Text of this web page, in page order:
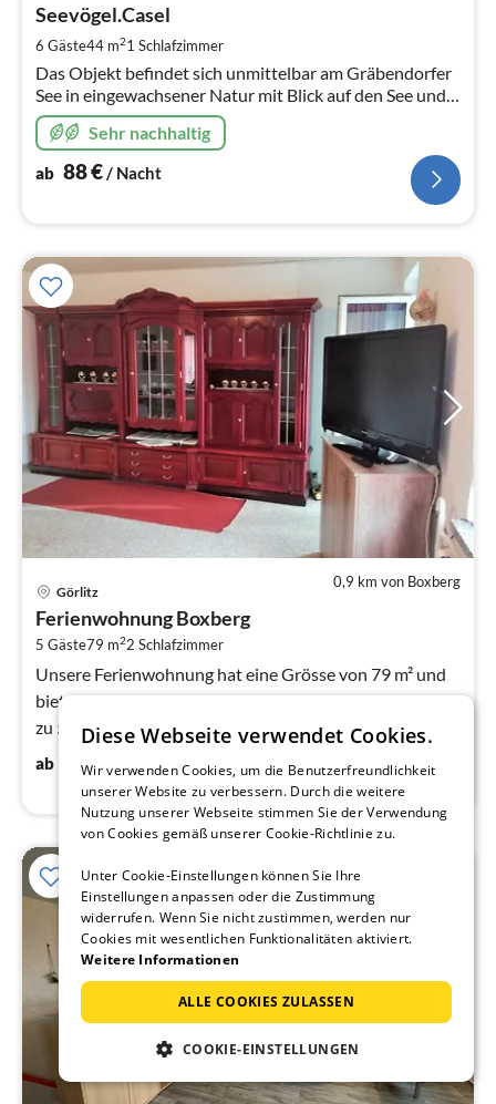
Seevögel.Casel
6 Gäste44 m21 Schlafzimmer
Das Objekt befindet sich unmittelbar am Gräbendorfer
See in eingewachsener Natur mit Blick auf den See und
seiner Vogelschutzinsel. mit 44m², Platz für 6 Personen
mit 2 Zimmern
Sehr nachhaltig
ab 88€ / Nacht
0,9 km von Boxberg
Görlitz
Ferienwohnung Boxberg
5 Gäste79 m22 Schlafzimmer
Unsere Ferienwohnung hat eine Grösse von 79 m² und
bietet Ihnen mit ihren 3 Zimmern genügend Platz für bis
zu 5 Personen. Die Ferienwohnung liegt im 1.
ab 80€ / Nacht
Diese Webseite verwendet Cookies.
Wir verwenden Cookies, um die Benutzerfreundlichkeit
unserer Website zu verbessern. Durch die weitere
Nutzung unserer Webseite stimmen Sie der Verwendung
von Cookies gemäß unserer Cookie-Richtlinie zu.
Unter Cookie-Einstellungen können Sie Ihre
Einstellungen anpassen oder die Zustimmung
widerrufen. Wenn Sie nicht zustimmen, werden nur
Cookies mit wesentlichen Funktionalitäten aktiviert.
Weitere Informationen
ALLE COOKIES ZULASSEN
COOKIE-EINSTELLUNGEN